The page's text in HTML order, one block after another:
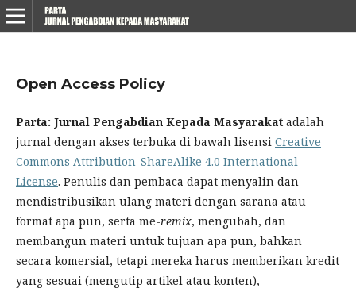
Open Access Policy
Parta: Jurnal Pengabdian Kepada Masyarakat adalah
jurnal dengan akses terbuka di bawah lisensi Creative
Commons Attribution-ShareAlike 4.0 International
License. Penulis dan pembaca dapat menyalin dan
mendistribusikan ulang materi dengan sarana atau
format apa pun, serta me-remix, mengubah, dan
membangun materi untuk tujuan apa pun, bahkan
secara komersial, tetapi mereka harus memberikan kredit
yang sesuai (mengutip artikel atau konten),